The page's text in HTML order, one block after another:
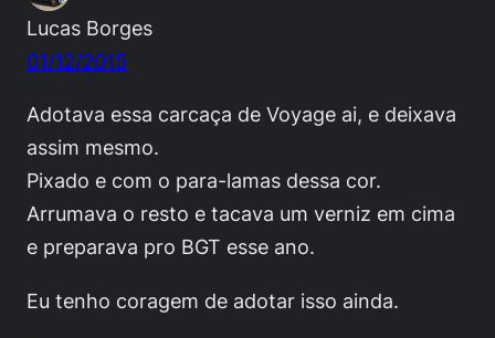
Lucas Borges
01/12/2015
Adotava essa carcaça de Voyage ai, e deixava
assim mesmo.
Pixado e com o para-lamas dessa cor.
Arrumava o resto e tacava um verniz em cima
e preparava pro BGT esse ano.
Eu tenho coragem de adotar isso ainda.